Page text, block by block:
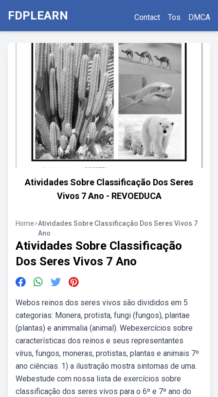
FDPLEARN Contact Tos DMCA
Atividades Sobre Classificação Dos Seres
Vivos 7 Ano - REVOEDUCA
Home>Atividades Sobre Classificação Dos Seres Vivos 7
Ano
Atividades Sobre Classificação
Dos Seres Vivos 7 Ano
Webos reinos dos seres vivos são divididos em 5
categorias: Monera, protista, fungi (fungos), plantae
(plantas) e animmalia (animal). Webexercícios sobre
características dos reinos e seus representantes
vírus, fungos, moneras, protistas, plantas e animais 7º
ano ciências. 1) a ilustração mostra sintomas de uma.
Webestude com nossa lista de exercícios sobre
classificação dos seres vivos para o 6º e 7º ano do